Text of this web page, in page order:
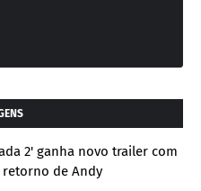
2' ganha novo trailer com
de Andy